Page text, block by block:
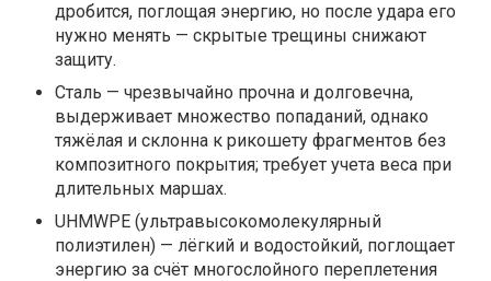
дробится, поглощая энергию, но после удара его
нужно менять — скрытые трещины снижают
защиту.
Сталь — чрезвычайно прочна и долговечна,
выдерживает множество попаданий, однако
тяжёлая и склонна к рикошету фрагментов без
композитного покрытия; требует учета веса при
длительных маршах.
UHMWPE (ультравысокомолекулярный
полиэтилен) — лёгкий и водостойкий, поглощает
энергию за счёт многослойного переплетения